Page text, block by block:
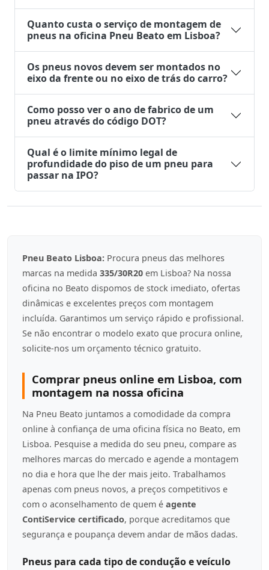
Quanto custa o serviço de montagem de
pneus na oficina Pneu Beato em Lisboa?
Os pneus novos devem ser montados no
eixo da frente ou no eixo de trás do carro?
Como posso ver o ano de fabrico de um
pneu através do código DOT?
Qual é o limite mínimo legal de
profundidade do piso de um pneu para
passar na IPO?
Pneu Beato Lisboa: Procura pneus das melhores
marcas na medida 335/30R20 em Lisboa? Na nossa
oficina no Beato dispomos de stock imediato, ofertas
dinâmicas e excelentes preços com montagem
incluída. Garantimos um serviço rápido e profissional.
Se não encontrar o modelo exato que procura online,
solicite-nos um orçamento técnico gratuito.
Comprar pneus online em Lisboa, com
montagem na nossa oficina
Na Pneu Beato juntamos a comodidade da compra
online à confiança de uma oficina física no Beato, em
Lisboa. Pesquise a medida do seu pneu, compare as
melhores marcas do mercado e agende a montagem
no dia e hora que lhe der mais jeito. Trabalhamos
apenas com pneus novos, a preços competitivos e
com o aconselhamento de quem é agente
ContiService certificado, porque acreditamos que
segurança e poupança devem andar de mãos dadas.
Pneus para cada tipo de condução e veículo